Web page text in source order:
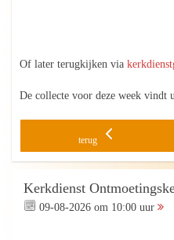
Of later terugkijken via
De collecte voor deze week vindt
terug
Kerkdienst
09-08-2026 om 10:00 uur